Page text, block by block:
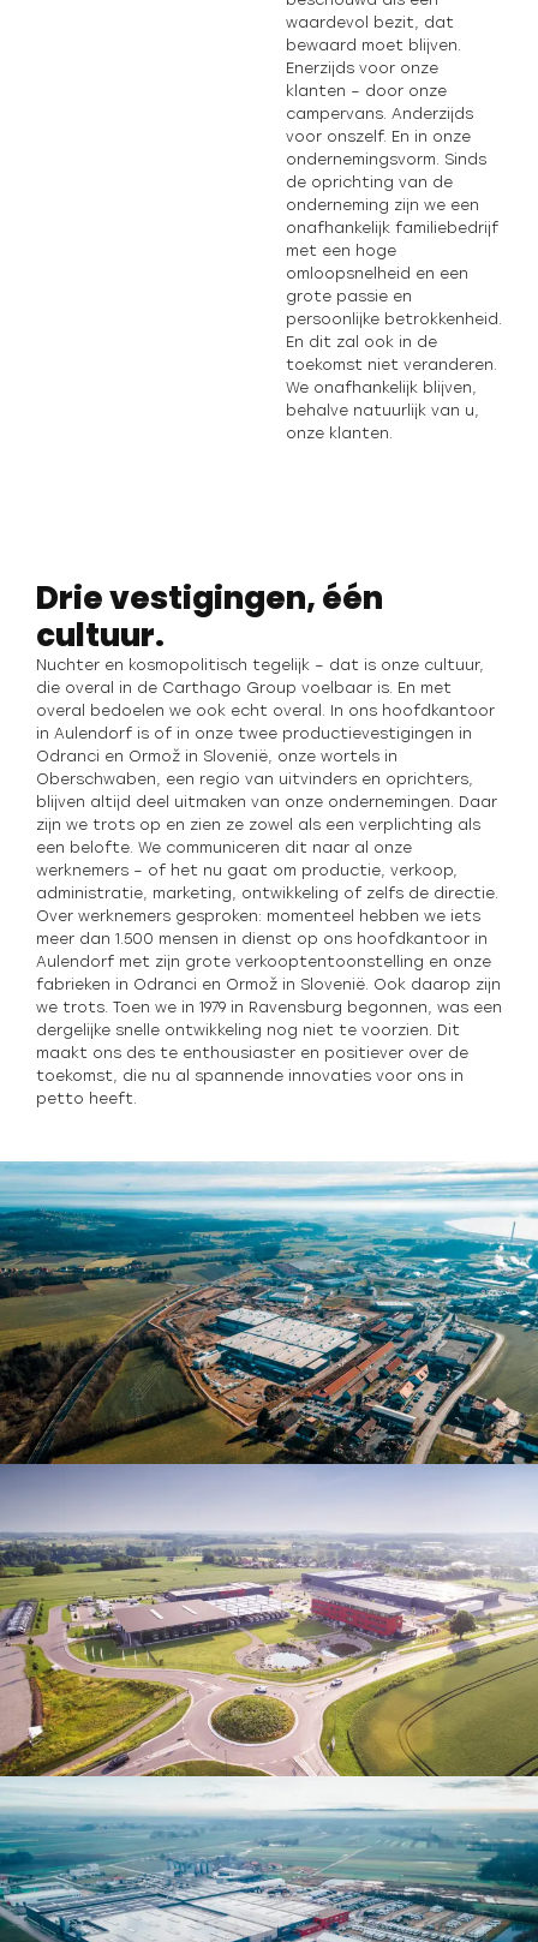
waardevol bezit, dat
bewaard moet blijven.
Enerzijds voor onze
klanten – door onze
campervans. Anderzijds
voor onszelf. En in onze
ondernemingsvorm. Sinds
de oprichting van de
onderneming zijn we een
onafhankelijk familiebedrijf
met een hoge
omloopsnelheid en een
grote passie en
persoonlijke betrokkenheid.
En dit zal ook in de
toekomst niet veranderen.
We onafhankelijk blijven,
behalve natuurlijk van u,
onze klanten.
Drie vestigingen, één
cultuur.
Nuchter en kosmopolitisch tegelijk – dat is onze cultuur,
die overal in de Carthago Group voelbaar is. En met
overal bedoelen we ook echt overal. In ons hoofdkantoor
in Aulendorf is of in onze twee productievestigingen in
Odranci en Ormož in Slovenië, onze wortels in
Oberschwaben, een regio van uitvinders en oprichters,
blijven altijd deel uitmaken van onze ondernemingen. Daar
zijn we trots op en zien ze zowel als een verplichting als
een belofte. We communiceren dit naar al onze
werknemers – of het nu gaat om productie, verkoop,
administratie, marketing, ontwikkeling of zelfs de directie.
Over werknemers gesproken: momenteel hebben we iets
meer dan 1.500 mensen in dienst op ons hoofdkantoor in
Aulendorf met zijn grote verkooptentoonstelling en onze
fabrieken in Odranci en Ormož in Slovenië. Ook daarop zijn
we trots. Toen we in 1979 in Ravensburg begonnen, was een
dergelijke snelle ontwikkeling nog niet te voorzien. Dit
maakt ons des te enthousiaster en positiever over de
toekomst, die nu al spannende innovaties voor ons in
petto heeft.